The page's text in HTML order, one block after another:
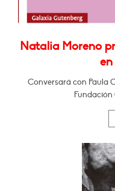
Natalia Moreno
Conversará con Paula
Fundación